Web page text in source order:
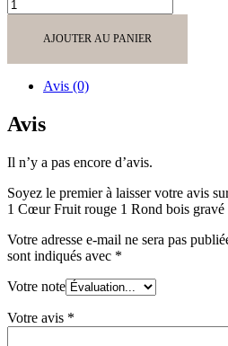
de
Cœur
Bergamotte
Cœur
Fruit
1
bois
gravé
AJOUTER AU PANIER
Avis (0)
Avis
Il n’y a pas encore d’avis.
Soyez le premier à laisser votre avis
1 Cœur Fruit rouge 1 Rond bois gravé
Votre adresse e-mail ne sera pas
sont indiqués avec *
Votre note
Votre avis *